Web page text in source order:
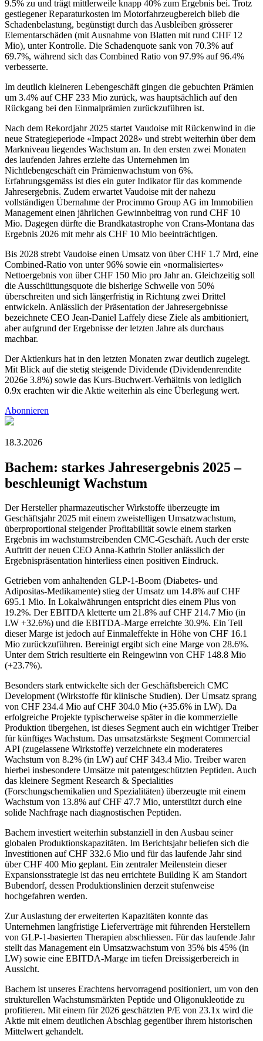
9.5% zu und trägt mittlerweile knapp 40% zum Ergebnis bei. Trotz
gestiegener Reparaturkosten im Motorfahrzeugbereich blieb die
Schadenbelastung, begünstigt durch das Ausbleiben grösserer
Elementarschäden (mit Ausnahme von Blatten mit rund CHF 12
Mio), unter Kontrolle. Die Schadenquote sank von 70.3% auf
69.7%, während sich das Combined Ratio von 97.9% auf 96.4%
verbesserte.
Im deutlich kleineren Lebengeschäft gingen die gebuchten Prämien
um 3.4% auf CHF 233 Mio zurück, was hauptsächlich auf den
Rückgang bei den Einmalprämien zurückzuführen ist.
Nach dem Rekordjahr 2025 startet Vaudoise mit Rückenwind in die
neue Strategieperiode «Impact 2028» und strebt weiterhin über dem
Markniveau liegendes Wachstum an. In den ersten zwei Monaten
des laufenden Jahres erzielte das Unternehmen im
Nichtlebengeschäft ein Prämienwachstum von 6%.
Erfahrungsgemäss ist dies ein guter Indikator für das kommende
Jahresergebnis. Zudem erwartet Vaudoise mit der nahezu
vollständigen Übernahme der Procimmo Group AG im Immobilien
Management einen jährlichen Gewinnbeitrag von rund CHF 10
Mio. Dagegen dürfte die Brandkatastrophe von Crans-Montana das
Ergebnis 2026 mit mehr als CHF 10 Mio beeinträchtigen.
Bis 2028 strebt Vaudoise einen Umsatz von über CHF 1.7 Mrd, eine
Combined-Ratio von unter 96% sowie ein «normalisiertes»
Nettoergebnis von über CHF 150 Mio pro Jahr an. Gleichzeitig soll
die Ausschüttungsquote die bisherige Schwelle von 50%
überschreiten und sich längerfristig in Richtung zwei Drittel
entwickeln. Anlässlich der Präsentation der Jahresergebnisse
bezeichnete CEO Jean-Daniel Laffely diese Ziele als ambitioniert,
aber aufgrund der Ergebnisse der letzten Jahre als durchaus
machbar.
Der Aktienkurs hat in den letzten Monaten zwar deutlich zugelegt.
Mit Blick auf die stetig steigende Dividende (Dividendenrendite
2026e 3.8%) sowie das Kurs-Buchwert-Verhältnis von lediglich
0.9x erachten wir die Aktie weiterhin als eine Überlegung wert.
Abonnieren
18.3.2026
Bachem: starkes Jahresergebnis 2025 –
beschleunigt Wachstum
Der Hersteller pharmazeutischer Wirkstoffe überzeugte im
Geschäftsjahr 2025 mit einem zweistelligen Umsatzwachstum,
überproportional steigender Profitabilität sowie einem starken
Ergebnis im wachstumstreibenden CMC-Geschäft. Auch der erste
Auftritt der neuen CEO Anna-Kathrin Stoller anlässlich der
Ergebnispräsentation hinterliess einen positiven Eindruck.
Getrieben vom anhaltenden GLP-1-Boom (Diabetes- und
Adipositas-Medikamente) stieg der Umsatz um 14.8% auf CHF
695.1 Mio. In Lokalwährungen entspricht dies einem Plus von
19.2%. Der EBITDA kletterte um 21.8% auf CHF 214.7 Mio (in
LW +32.6%) und die EBITDA-Marge erreichte 30.9%. Ein Teil
dieser Marge ist jedoch auf Einmaleffekte in Höhe von CHF 16.1
Mio zurückzuführen. Bereinigt ergibt sich eine Marge von 28.6%.
Unter dem Strich resultierte ein Reingewinn von CHF 148.8 Mio
(+23.7%).
Besonders stark entwickelte sich der Geschäftsbereich CMC
Development (Wirkstoffe für klinische Studien). Der Umsatz sprang
von CHF 234.4 Mio auf CHF 304.0 Mio (+35.6% in LW). Da
erfolgreiche Projekte typischerweise später in die kommerzielle
Produktion übergehen, ist dieses Segment auch ein wichtiger Treiber
für künftiges Wachstum. Das umsatzstärkste Segment Commercial
API (zugelassene Wirkstoffe) verzeichnete ein moderateres
Wachstum von 8.2% (in LW) auf CHF 343.4 Mio. Treiber waren
hierbei insbesondere Umsätze mit patentgeschützten Peptiden. Auch
das kleinere Segment Research & Specialities
(Forschungschemikalien und Spezialitäten) überzeugte mit einem
Wachstum von 13.8% auf CHF 47.7 Mio, unterstützt durch eine
solide Nachfrage nach diagnostischen Peptiden.
Bachem investiert weiterhin substanziell in den Ausbau seiner
globalen Produktionskapazitäten. Im Berichtsjahr beliefen sich die
Investitionen auf CHF 332.6 Mio und für das laufende Jahr sind
über CHF 400 Mio geplant. Ein zentraler Meilenstein dieser
Expansionsstrategie ist das neu errichtete Building K am Standort
Bubendorf, dessen Produktionslinien derzeit stufenweise
hochgefahren werden.
Zur Auslastung der erweiterten Kapazitäten konnte das
Unternehmen langfristige Lieferverträge mit führenden Herstellern
von GLP-1-basierten Therapien abschliessen. Für das laufende Jahr
stellt das Management ein Umsatzwachstum von 35% bis 45% (in
LW) sowie eine EBITDA-Marge im tiefen Dreissigerbereich in
Aussicht.
Bachem ist unseres Erachtens hervorragend positioniert, um von den
strukturellen Wachstumsmärkten Peptide und Oligonukleotide zu
profitieren. Mit einem für 2026 geschätzten P/E von 23.1x wird die
Aktie mit einem deutlichen Abschlag gegenüber ihrem historischen
Mittelwert gehandelt.